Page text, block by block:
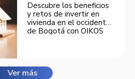
Descubre los beneficios
y retos de invertir en
vivienda en el occidente
de Bogotá con OIKOS
Ver más